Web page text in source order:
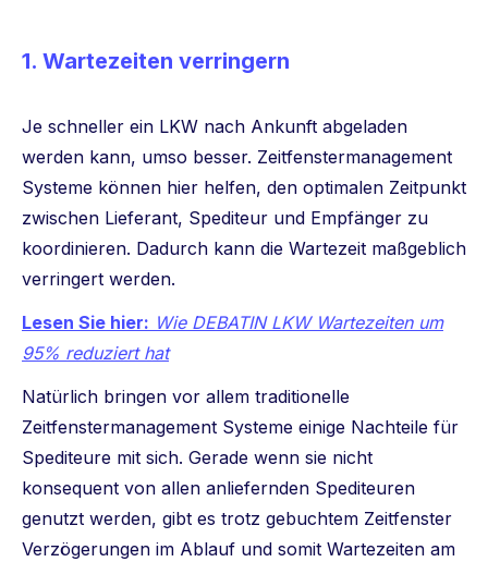
1. Wartezeiten verringern
Je schneller ein LKW nach Ankunft abgeladen
werden kann, umso besser. Zeitfenstermanagement
Systeme können hier helfen, den optimalen Zeitpunkt
zwischen Lieferant, Spediteur und Empfänger zu
koordinieren. Dadurch kann die Wartezeit maßgeblich
verringert werden.
Lesen Sie hier: Wie DEBATIN LKW Wartezeiten um
95% reduziert hat
Natürlich bringen vor allem traditionelle
Zeitfenstermanagement Systeme einige Nachteile für
Spediteure mit sich. Gerade wenn sie nicht
konsequent von allen anliefernden Spediteuren
genutzt werden, gibt es trotz gebuchtem Zeitfenster
Verzögerungen im Ablauf und somit Wartezeiten am